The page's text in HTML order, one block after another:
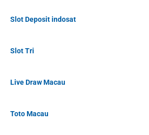
Slot Deposit indosat
Slot Tri
Live Draw Macau
Toto Macau